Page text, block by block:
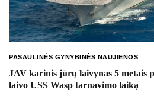
PASAULINĖS GYNYBINĖS NAUJIENOS
JAV karinis jūrų laivynas 5 metais
laivo USS Wasp tarnavimo laiką